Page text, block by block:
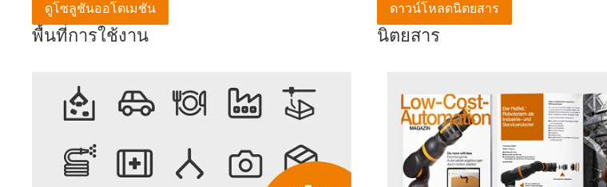
พื้นที่การใช้งาน
ดูโซลูชันออโตเมชัน
นิตยสาร
ดาวน์โหลดนิตยสาร